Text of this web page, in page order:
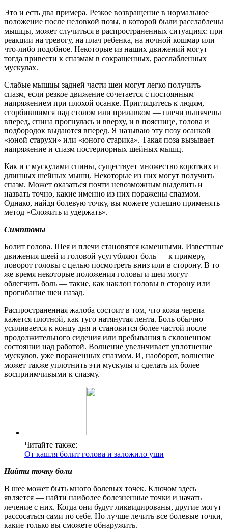
Это и есть два примера. Резкое возвращение в нормальное
положение после неловкой позы, в которой были расслаблены
мышцы, может случиться в распространенных ситуациях: при
реакции на тревогу, на плач ребенка, на ночной кошмар или
что-либо подобное. Некоторые из наших движений могут
тогда привести к спазмам в сокращенных, расслабленных
мускулах.
Слабые мышцы задней части шеи могут легко получить
спазм, если резкое движение сочетается с постоянным
напряжением при плохой осанке. Приглядитесь к людям,
сгорбившимся над столом или прилавком — плечи выпячены
вперед, спина прогнулась и вверху, и в пояснице, голова и
подбородок выдаются вперед. Я называю эту позу осанкой
«юной старухи» или «юного старика». Такая поза вызывает
напряжение и спазм постериорных шейных мышц.
Как и с мускулами спины, существует множество коротких и
длинных шейных мышц. Некоторые из них могут получить
спазм. Может оказаться почти невозможным выделить и
назвать точно, какие именно из них поражены спазмом.
Однако, найдя болевую точку, вы можете успешно применять
метод «Сложить и удержать».
Симптомы
Болит голова. Шея и плечи становятся каменными. Известные
движения шеей и головой усугубляют боль — к примеру,
поворот головы с целью посмотреть вниз или в сторону. В то
же время некоторые положения головы и шеи могут
облегчить боль — такие, как наклон головы в сторону или
прогибание шеи назад.
Распространенная жалоба состоит в том, что кожа черепа
кажется плотной, как туго натянутая лента. Боль обычно
усиливается к концу дня и становится более частой после
продолжительного сидения или пребывания в склоненном
состоянии над работой. Волнение увеличивает уплотнение
мускулов, уже пораженных спазмом. И, наоборот, волнение
может также уплотнить эти мускулы и сделать их более
восприимчивыми к спазму.
Читайте также:
От кашля болит голова и заложило уши
Найти точку боли
В шее может быть много болевых точек. Ключом здесь
является — найти наиболее болезненные точки и начать
лечение с них. Когда они будут ликвидированы, другие могут
рассосаться сами по себе. Но лучше лечить все болевые точки,
какие только вы сможете обнаружить.